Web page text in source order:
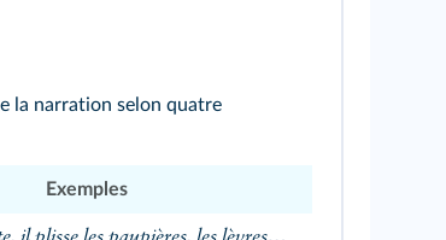
la narration selon quatre
Exemples